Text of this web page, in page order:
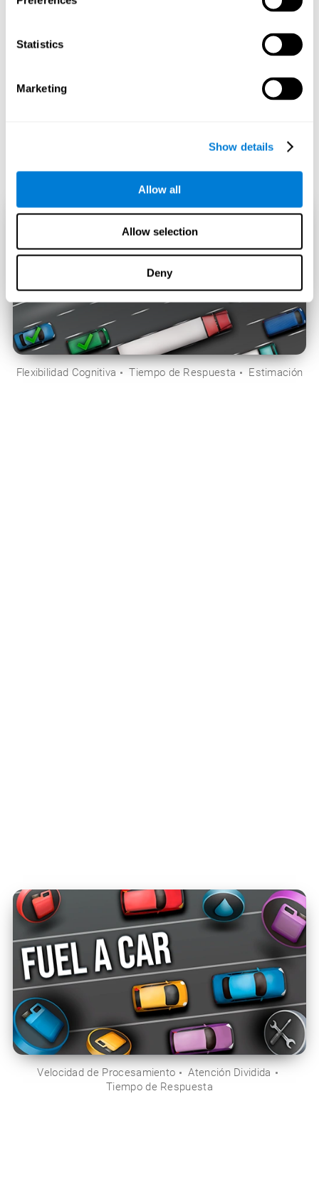
Statistics
Marketing
Show details
Allow all
Allow selection
Deny
Flexibilidad Cognitiva Tiempo de Respuesta Estimación
Velocidad de Procesamiento
Atención Dividida
Tiempo de Respuesta